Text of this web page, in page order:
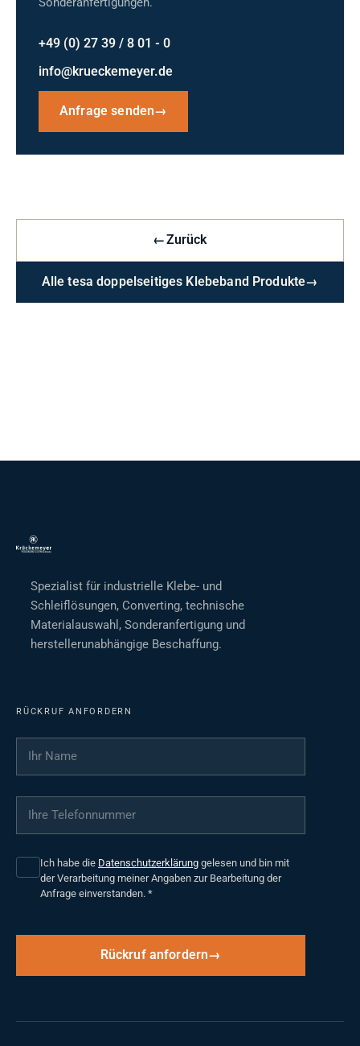
+49 (0) 27 39 / 8 01 - 0
info@krueckemeyer.de
Anfrage senden→
←Zurück
Alle tesa doppelseitiges Klebeband Produkte→
Spezialist für industrielle Klebe- und
Schleiflösungen, Converting, technische
Materialauswahl, Sonderanfertigung und
herstellerunabhängige Beschaffung.
RÜCKRUF ANFORDERN
Ihr Name
Ihre Telefonnummer
Ich habe die Datenschutzerklärung gelesen und bin mit
der Verarbeitung meiner Angaben zur Bearbeitung der
Anfrage einverstanden. *
Rückruf anfordern